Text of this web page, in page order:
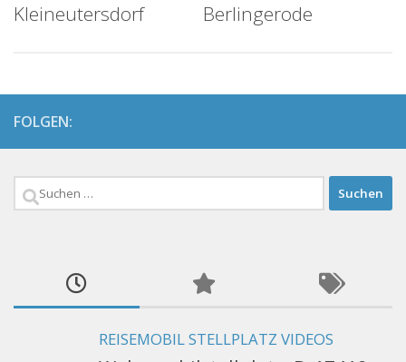
Kleineutersdorf
Berlingerode
FOLGEN:
Suchen
REISEMOBIL STELLPLATZ VIDEOS